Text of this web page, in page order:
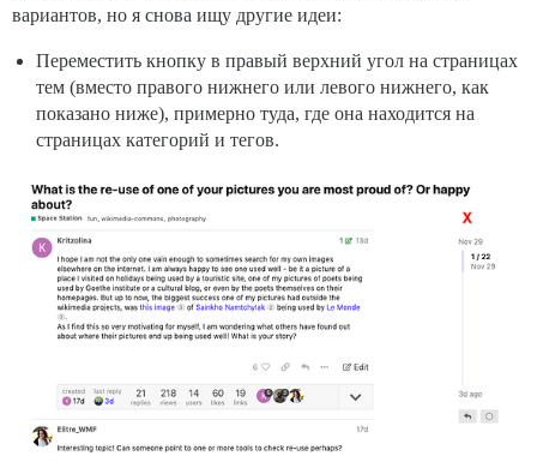
вариантов, но я снова ищу другие идеи:
Переместить кнопку в правый верхний угол на страницах
тем (вместо правого нижнего или левого нижнего, как
показано ниже), примерно туда, где она находится на
страницах категорий и тегов.